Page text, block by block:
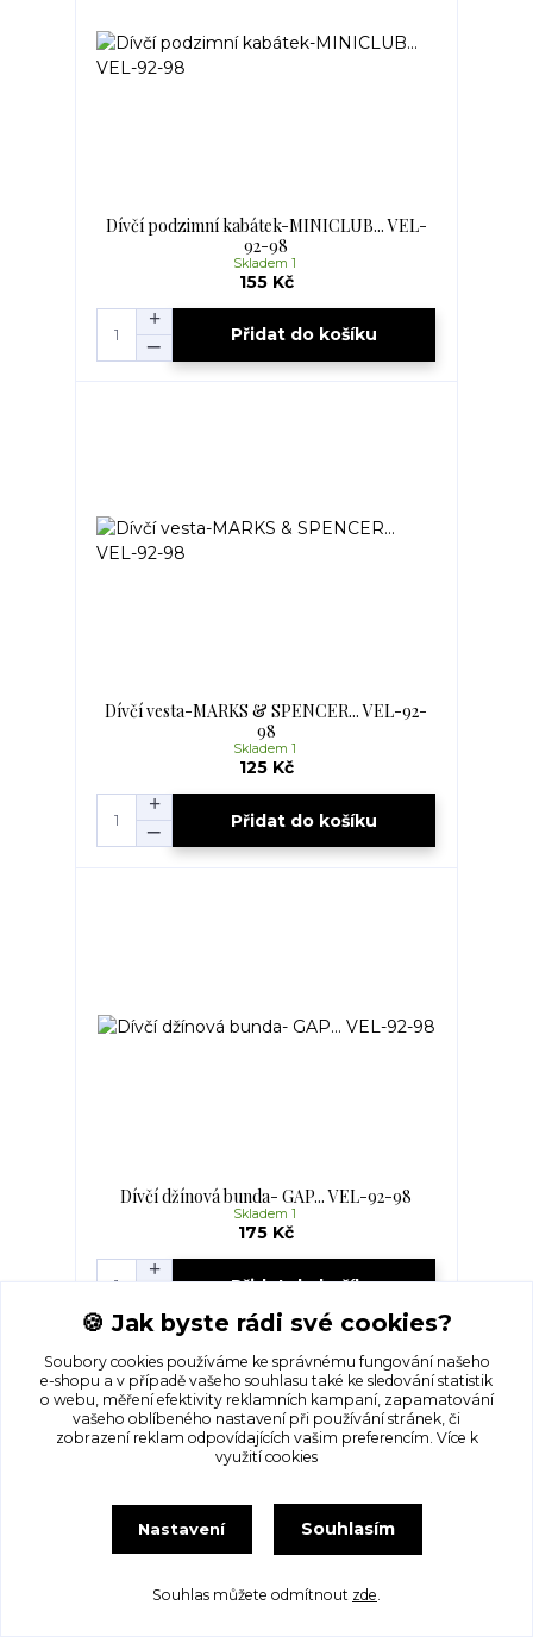
Dívčí podzimní kabátek-MINICLUB... VEL-
92-98
155 Kč
Skladem 1
Přidat do košíku
Dívčí vesta-MARKS & SPENCER... VEL-92-
98
125 Kč
Skladem 1
Přidat do košíku
Dívčí džínová bunda- GAP... VEL-92-98
175 Kč
Skladem 1
Přidat do košíku
🍪 Jak byste rádi své cookies?
Soubory cookies používáme ke správnému fungování našeho
e-shopu a v případě vašeho souhlasu také ke sledování statistik
o webu, měření efektivity reklamních kampaní, zapamatování
vašeho oblíbeného nastavení při používání stránek, či
zobrazení reklam odpovídajících vašim preferencím. Více k
využití cookies
Nastavení Souhlasím
Souhlas můžete odmítnout zde